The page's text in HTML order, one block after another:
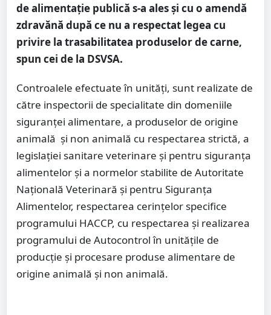
de alimentație publică s-a ales și cu o amendă
zdravănă după ce nu a respectat legea cu
privire la trasabilitatea produselor de carne,
spun cei de la DSVSA.
Controalele efectuate în unități, sunt realizate de
către inspectorii de specialitate din domeniile
siguranței alimentare, a produselor de origine
animală și non animală cu respectarea strictă, a
legislației sanitare veterinare și pentru siguranța
alimentelor și a normelor stabilite de Autoritate
Națională Veterinară și pentru Siguranța
Alimentelor, respectarea cerințelor specifice
programului HACCP, cu respectarea și realizarea
programului de Autocontrol în unitățile de
producție și procesare produse alimentare de
origine animală și non animală.